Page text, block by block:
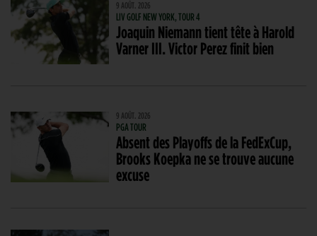
9 AOÛT. 2026
LIV GOLF NEW YORK, TOUR 4
Joaquin Niemann tient tête à Harold
Varner III. Victor Perez finit bien
9 AOÛT. 2026
PGA TOUR
Absent des Playoffs de la FedExCup,
Brooks Koepka ne se trouve aucune
excuse